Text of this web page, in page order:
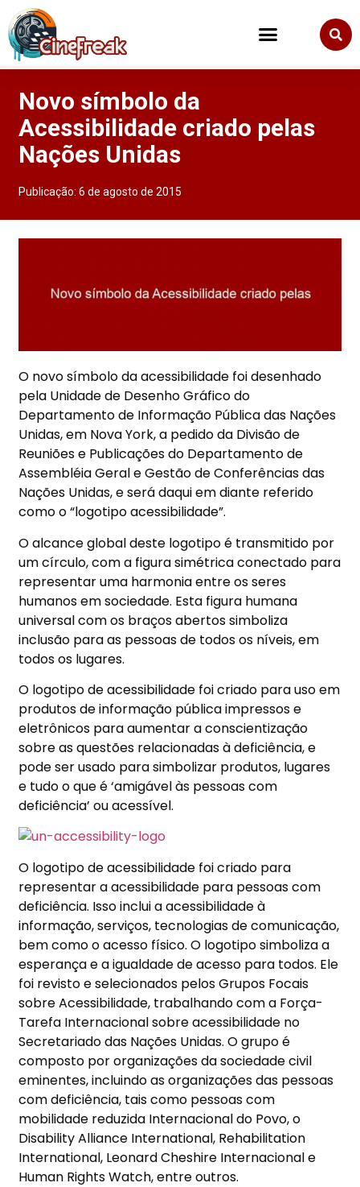
Novo símbolo da
Acessibilidade criado pelas
Nações Unidas
Publicação:6 de agosto de 2015
O novo símbolo da acessibilidade foi desenhado
pela Unidade de Desenho Gráfico do
Departamento de Informação Pública das Nações
Unidas, em Nova York, a pedido da Divisão de
Reuniões e Publicações do Departamento de
Assembléia Geral e Gestão de Conferências das
Nações Unidas, e será daqui em diante referido
como o “logotipo acessibilidade”.
O alcance global deste logotipo é transmitido por
um círculo, com a figura simétrica conectado para
representar uma harmonia entre os seres
humanos em sociedade. Esta figura humana
universal com os braços abertos simboliza
inclusão para as pessoas de todos os níveis, em
todos os lugares.
O logotipo de acessibilidade foi criado para uso em
produtos de informação pública impressos e
eletrônicos para aumentar a conscientização
sobre as questões relacionadas à deficiência, e
pode ser usado para simbolizar produtos, lugares
e tudo o que é ‘amigável às pessoas com
deficiência’ ou acessível.
O logotipo de acessibilidade foi criado para
representar a acessibilidade para pessoas com
deficiência. Isso inclui a acessibilidade à
informação, serviços, tecnologias de comunicação,
bem como o acesso físico. O logotipo simboliza a
esperança e a igualdade de acesso para todos. Ele
foi revisto e selecionados pelos Grupos Focais
sobre Acessibilidade, trabalhando com a Força-
Tarefa Internacional sobre acessibilidade no
Secretariado das Nações Unidas. O grupo é
composto por organizações da sociedade civil
eminentes, incluindo as organizações das pessoas
com deficiência, tais como pessoas com
mobilidade reduzida Internacional do Povo, o
Disability Alliance International, Rehabilitation
International, Leonard Cheshire Internacional e
Human Rights Watch, entre outros.